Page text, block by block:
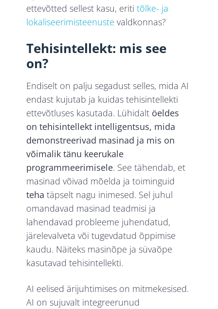
ettevõtted sellest kasu, erititõlke- ja
lokaliseerimisteenuste valdkonnas?
Tehisintellekt: mis see
on?
Endiselt on palju segadust selles, mida AI
endast kujutab ja kuidas tehisintellekti
ettevõtluses kasutada. Lühidalt öeldes
on tehisintellekt intelligentsus, mida
demonstreerivad masinad ja mis on
võimalik tänu keerukale
programmeerimisele. See tähendab, et
masinad võivad mõelda ja toiminguid
tehatäpselt nagu inimesed. Sel juhul
omandavad masinad teadmisi ja
lahendavad probleeme juhendatud,
järelevalveta või tugevdatud õppimise
kaudu. Näiteks masinõpe ja süvaõpe
kasutavad tehisintellekti.
AI eelised ärijuhtimises on mitmekesised.
AI on sujuvalt integreerunud